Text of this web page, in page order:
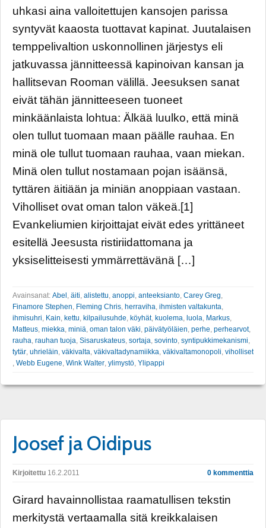
uhkasi aina valloitettujen kansojen parissa
syntyvät kaaosta tuottavat kapinat. Juutalaisen
temppelivaltion uskonnollinen järjestys eli
jatkuvassa jännitteessä kapinoivan kansan ja
hallitsevan Rooman välillä. Jeesuksen sanat
eivät tähän jännitteeseen tuoneet
minkäänlaista lohtua: Älkää luulko, että minä
olen tullut tuomaan maan päälle rauhaa. En
minä ole tullut tuomaan rauhaa, vaan miekan.
Minä olen tullut nostamaan pojan isäänsä,
tyttären äitiään ja miniän anoppiaan vastaan.
Viholliset ovat oman talon väkeä.[1]
Evankeliumien kirjoittajat eivät edes yrittäneet
esitellä Jeesusta ristiriidattomana ja
yksiselitteisesti ymmärrettävänä […]
Avainsanat: Abel äiti alistettu anoppi anteeksianto Carey Greg
Finamore Stephen Fleming Chris herraviha ihmisten valtakunta
ihmisuhri Kain kettu kilpailusuhde köyhät, kuolema luola Markus
Matteus miekka miniä oman talon väki päivätyöläien perhe perhearvot,
rauha rauhan tuoja Sisaruskateus sortaja sovinto syntipukkimekanismi
tytär uhrieläin väkivalta väkivaltadynamiikka väkivaltamonopoli viholliset
Webb Eugene Wink Walter ylimystö Ylipappi
Joosef ja Oidipus
Kirjoitettu 16.2.2011 0 kommenttia
Girard havainnollistaa raamatullisen tekstin
merkitystä vertaamalla sitä kreikkalaisen